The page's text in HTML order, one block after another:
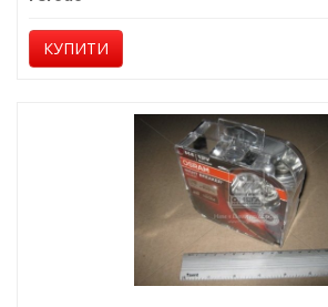
КУПИТИ